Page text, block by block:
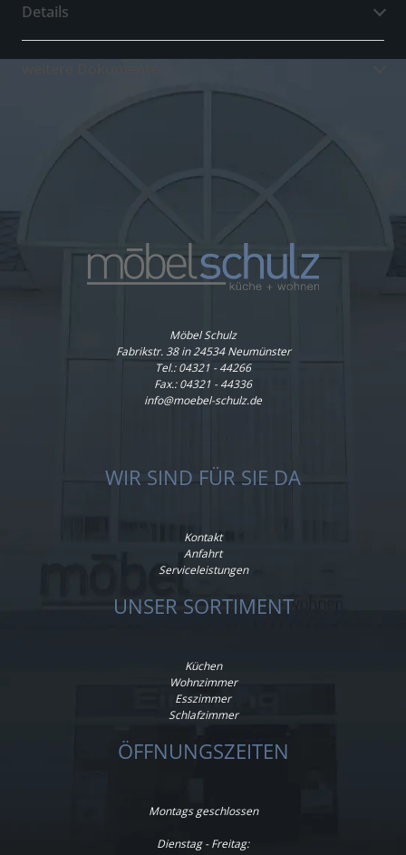
Details
Möbel Schulz
Fabrikstr. 38 in 24534 Neumünster
Tel.:04321 - 44266
Fax.: 04321 - 44336
info@moebel-schulz.de
WIR SIND FÜR SIE DA
Kontakt
Anfahrt
Serviceleistungen
UNSER SORTIMENT
Küchen
Wohnzimmer
Esszimmer
Schlafzimmer
ÖFFNUNGSZEITEN
Montags geschlossen
Dienstag - Freitag: